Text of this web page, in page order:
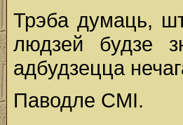
Трэба думаць,
людзей будзе
адбудзецца
Паводле СМІ.